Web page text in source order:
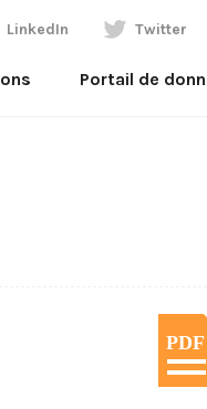
LinkedIn Twitter
Portail de
PDF